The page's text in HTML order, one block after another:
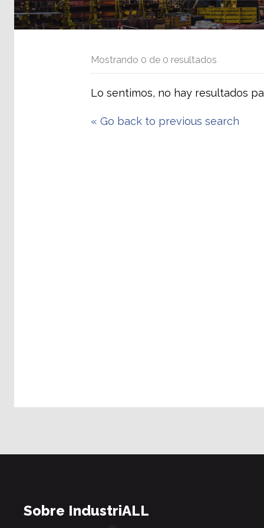
Mostrando 0 de 0 resultados
Lo sentimos, no hay resultados
«Go back to previous search
Sobre IndustriALL